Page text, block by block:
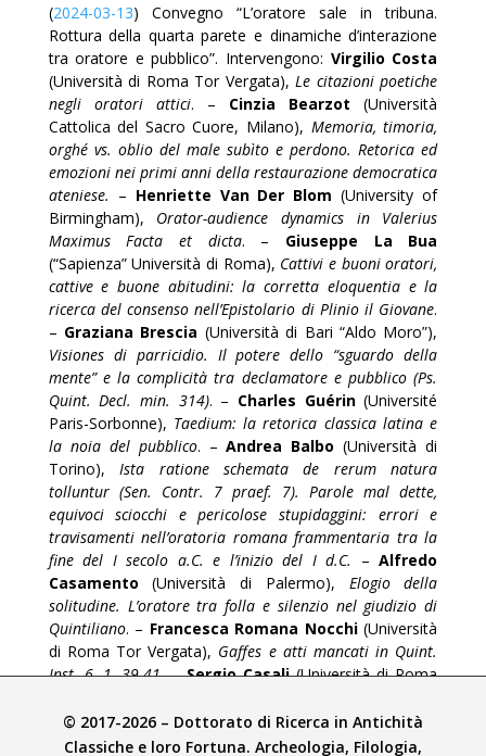
(2024-03-13) Convegno “L’oratore sale in tribuna.
Rottura della quarta parete e dinamiche d’interazione
tra oratore e pubblico”. Intervengono: Virgilio Costa
(Università di Roma Tor Vergata), Le citazioni poetiche
negli oratori attici. – Cinzia Bearzot (Università
Cattolica del Sacro Cuore, Milano), Memoria, timoria,
orghé vs. oblio del male subìto e perdono. Retorica ed
emozioni nei primi anni della restaurazione democratica
ateniese. – Henriette Van Der Blom (University of
Birmingham), Orator-audience dynamics in Valerius
Maximus Facta et dicta. – Giuseppe La Bua
(“Sapienza” Università di Roma), Cattivi e buoni oratori,
cattive e buone abitudini: la corretta eloquentia e la
ricerca del consenso nell’Epistolario di Plinio il Giovane.
– Graziana Brescia (Università di Bari “Aldo Moro”),
Visiones di parricidio. Il potere dello “sguardo della
mente” e la complicità tra declamatore e pubblico (Ps.
Quint. Decl. min. 314). – Charles Guérin(Université
Paris-Sorbonne), Taedium: la retorica classica latina e
la noia del pubblico. –Andrea Balbo (Università di
Torino), Ista ratione schemata de rerum natura
tolluntur (Sen. Contr. 7 praef. 7). Parole mal dette,
equivoci sciocchi e pericolose stupidaggini: errori e
travisamenti nell’oratoria romana frammentaria tra la
fine del I secolo a.C. e l’inizio del I d.C.
–Alfredo
Casamento (Università di Palermo), Elogio della
solitudine. L’oratore tra folla e silenzio nel giudizio di
Quintiliano. – Francesca Romana Nocchi(Università
di Roma Tor Vergata), Gaffes e atti mancati in Quint.
Inst. 6, 1, 39-41. –Sergio Casali(Università di Roma
© 2017-2026 – Dottorato di Ricerca in Antichità
Classiche e loro Fortuna. Archeologia, Filologia,